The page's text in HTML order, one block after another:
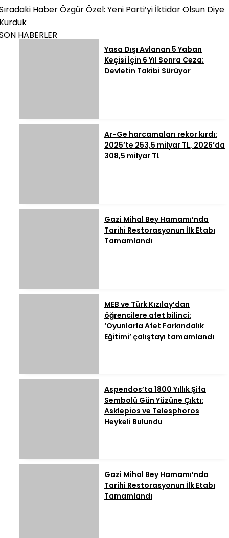
HaberÖzgür Özel: Yeni Parti’yi İktidar Olsun Diye
HABERLER
Yasa Dışı Avlanan 5 Yaban
Keçisi İçin 6 Yıl Sonra Ceza:
Devletin Takibi Sürüyor
Ar-Ge harcamaları rekor kırdı:
2025’te 253,5 milyar TL, 2026’da
308,5 milyar TL
Gazi Mihal Bey Hamamı’nda
Tarihi Restorasyonun İlk Etabı
Tamamlandı
MEB ve Türk Kızılay’dan
öğrencilere afet bilinci:
‘Oyunlarla Afet Farkındalık
Eğitimi’ çalıştayı tamamlandı
Aspendos’ta 1800 Yıllık Şifa
Sembolü Gün Yüzüne Çıktı:
Asklepios ve Telesphoros
Heykeli Bulundu
Gazi Mihal Bey Hamamı’nda
Tarihi Restorasyonun İlk Etabı
Tamamlandı